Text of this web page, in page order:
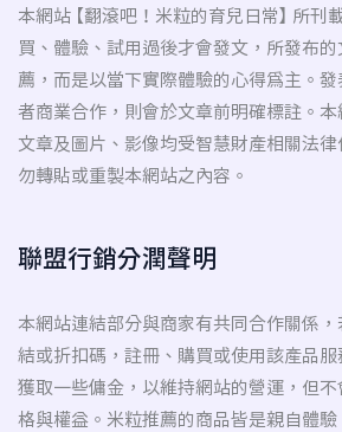
本網站 【翻滾吧！米粒的育兒日常】 所刊
買、體驗、試用過後才會發文，所發布
薦，而是以當下實際體驗的心得為主。
者商業合作，則會於文章前明確標註。
文章及圖片、影像均受智慧財產相關法
勿轉貼或重製本網站之內容。
聯盟行銷分潤聲明
本網站連結部分與商家有共同合作關係
結或折扣碼，註冊、購買或使用該產品
獲取一些傭金，以維持網站的營運，但
格與權益。米粒推薦的商品皆是親自體